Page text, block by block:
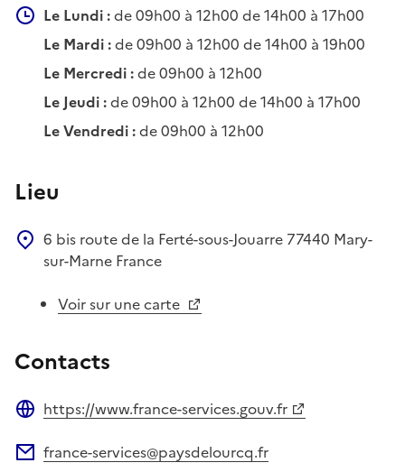
Le Lundi :de 09h00 à 12h00 de 14h00 à 17h00
Le Mardi :de 09h00 à 12h00 de 14h00 à 19h00
Le Mercredi :de 09h00 à 12h00
Le Jeudi :de 09h00 à 12h00 de 14h00 à 17h00
Le Vendredi :de 09h00 à 12h00
Lieu
6 bis route de la Ferté-sous-Jouarre 77440 Mary-
sur-Marne France
Voir sur une carte
Contacts
https://www.france-services.gouv.fr
france-services@paysdelourcq.fr